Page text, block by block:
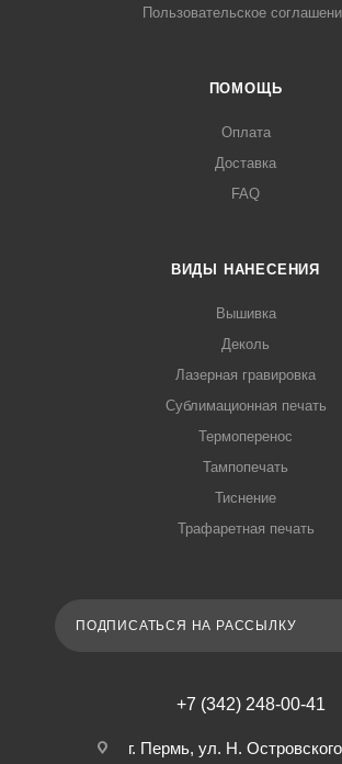
Пользовательское
ПОМОЩЬ
Оплата
Доставка
FAQ
ВИДЫ НАНЕСЕНИЯ
Вышивка
Деколь
Лазерная гравировка
Сублимационная печать
Термоперенос
Тампопечать
Тиснение
Трафаретная печать
ПОДПИСАТЬСЯ НА РАССЫЛКУ
+7 (342) 248-00-41
г. Пермь, ул. Н.